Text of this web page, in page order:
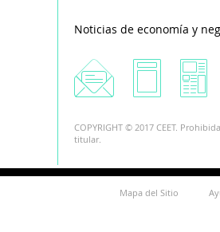
Noticias de economía y
COPYRIGHT © 2017 CEET.
titular.
Mapa del Sitio